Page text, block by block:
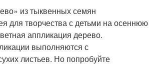
из тыквенных семян
для творчества с детьми на осеннюю
аппликация дерево.
выполняются с
листьев. Но попробуйте